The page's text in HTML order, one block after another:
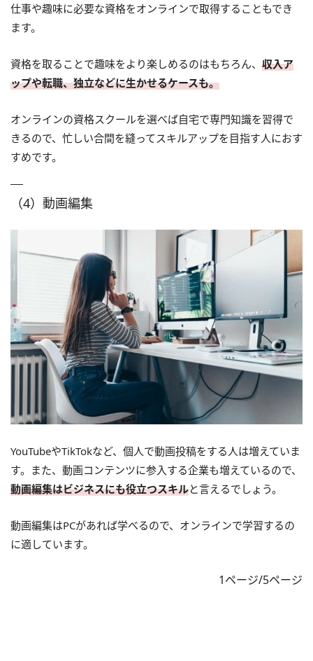
仕事や趣味に必要な資格をオンラインで取得することもでき
ます。
資格を取ることで趣味をより楽しめるのはもちろん、 収入ア
ップや転職、独立などに生かせるケースも。
オンラインの資格スクールを選べば自宅で専門知識を習得で
きるので、忙しい合間を縫ってスキルアップを目指す人におす
すめです。
（4）動画編集
YouTubeやTikTokなど、個人で動画投稿をする人は増えていま
す。また、動画コンテンツに参入する企業も増えているので、
動画編集はビジネスにも役立つスキルと言えるでしょう。
動画編集はPCがあれば学べるので、オンラインで学習するの
に適しています。
1ページ/5ページ